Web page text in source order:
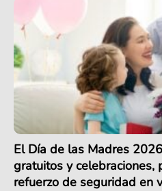
El Día de las Madres
gratuitos y celebraciones,
refuerzo de seguridad en